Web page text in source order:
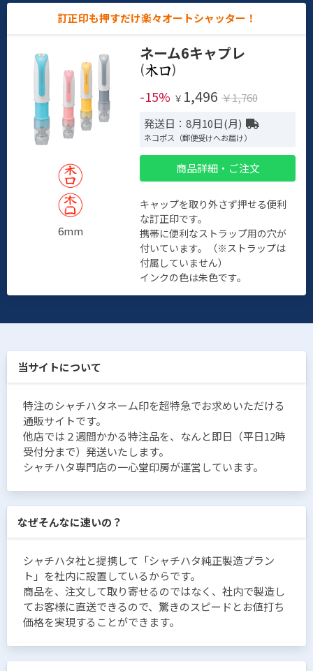
訂正印も押すだけ楽々オートシャッター！
6mm
ネーム6キャプレ
(
)
-15% ￥ 1,496 ￥1,760
発送日：8月10日(月)
ネコポス（郵便受けへお届け）
商品詳細・ご注文
キャップを取り外さず押せる便利
な訂正印です。
携帯に便利なストラップ用の穴が
付いています。（※ストラップは
付属していません）
インクの色は朱色です。
当サイトについて
特注のシャチハタネーム印を超特急でお求めいただける
通販サイトです。
他店では２週間かかる特注品を、なんと即日（平日12時
受付分まで）発送いたします。
シャチハタ専門店の一心堂印房が運営しています。
なぜそんなに速いの？
シャチハタ社と提携して「シャチハタ純正製造プラン
ト」を社内に設置しているからです。
商品を、注文して取り寄せるのではなく、社内で製造し
てお客様に直送できるので、驚きのスピードとお値打ち
価格を実現することができます。